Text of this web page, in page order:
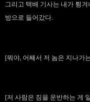
그리고 택배 기사는 내가 튕
방으로 들어갔다.
[뭐야, 어째서 저 놈은 지나가
[저 사람은 짐을 운반하는 게